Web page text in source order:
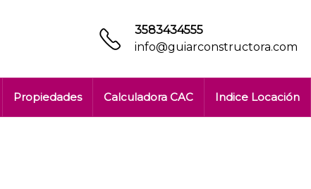
3583434555
info@guiarconstructora.com
Propiedades Calculadora CAC Indice Locación